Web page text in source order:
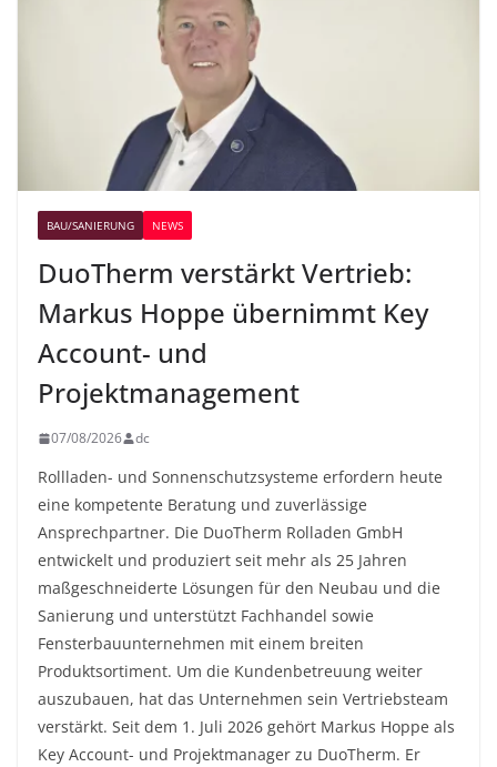
BAU/SANIERUNG NEWS
DuoTherm verstärkt Vertrieb:
Markus Hoppe übernimmt Key
Account- und
Projektmanagement
07/08/2026 dc
Rollladen- und Sonnenschutzsysteme erfordern heute
eine kompetente Beratung und zuverlässige
Ansprechpartner. Die DuoTherm Rolladen GmbH
entwickelt und produziert seit mehr als 25 Jahren
maßgeschneiderte Lösungen für den Neubau und die
Sanierung und unterstützt Fachhandel sowie
Fensterbauunternehmen mit einem breiten
Produktsortiment. Um die Kundenbetreuung weiter
auszubauen, hat das Unternehmen sein Vertriebsteam
verstärkt. Seit dem 1. Juli 2026 gehört Markus Hoppe als
Key Account- und Projektmanager zu DuoTherm. Er